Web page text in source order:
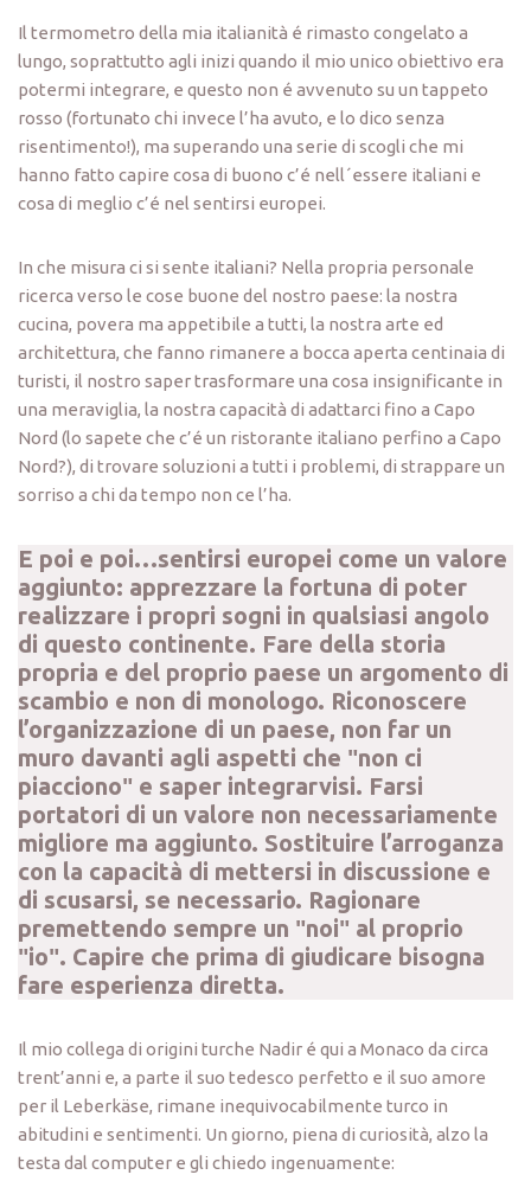
Il termometro della mia italianità é rimasto congelato a
lungo, soprattutto agli inizi quando il mio unico obiettivo era
potermi integrare, e questo non é avvenuto su un tappeto
rosso (fortunato chi invece l’ha avuto, e lo dico senza
risentimento!), ma superando una serie di scogli che mi
hanno fatto capire cosa di buono c’é nell´essere italiani e
cosa di meglio c’é nel sentirsi europei.
In che misura ci si sente italiani? Nella propria personale
ricerca verso le cose buone del nostro paese: la nostra
cucina, povera ma appetibile a tutti, la nostra arte ed
architettura, che fanno rimanere a bocca aperta centinaia di
turisti, il nostro saper trasformare una cosa insignificante in
una meraviglia, la nostra capacità di adattarci fino a Capo
Nord (lo sapete che c’é un ristorante italiano perfino a Capo
Nord?), di trovare soluzioni a tutti i problemi, di strappare un
sorriso a chi da tempo non ce l’ha.
E poi e poi…sentirsi europei come un valore
aggiunto: apprezzare la fortuna di poter
realizzare i propri sogni in qualsiasi angolo
di questo continente. Fare della storia
propria e del proprio paese un argomento di
scambio e non di monologo. Riconoscere
l’organizzazione di un paese, non far un
muro davanti agli aspetti che ʺnon ci
piaccionoʺ e saper integrarvisi. Farsi
portatori di un valore non necessariamente
migliore ma aggiunto. Sostituire l’arroganza
con la capacità di mettersi in discussione e
di scusarsi, se necessario. Ragionare
premettendo sempre un ʺnoiʺ al proprio
ʺioʺ. Capire che prima di giudicare bisogna
fare esperienza diretta.
Il mio collega di origini turche Nadir é qui a Monaco da circa
trent’anni e, a parte il suo tedesco perfetto e il suo amore
per il Leberkäse, rimane inequivocabilmente turco in
abitudini e sentimenti. Un giorno, piena di curiosità, alzo la
testa dal computer e gli chiedo ingenuamente: